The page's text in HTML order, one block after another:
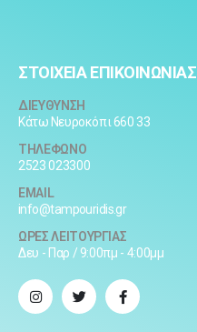
ΣΤΟΙΧΕΙΑ ΕΠΙΚΟΙΝΩΝΙΑΣ
ΔΙΕΥΘΥΝΣΗ
Κάτω Νευροκόπι 660 33
ΤΗΛΕΦΩΝΟ
2523 023300
EMAIL
info@tampouridis.gr
ΩΡΕΣ ΛΕΙΤΟΥΡΓΙΑΣ
Δευ - Παρ / 9:00πμ - 4:00μμ